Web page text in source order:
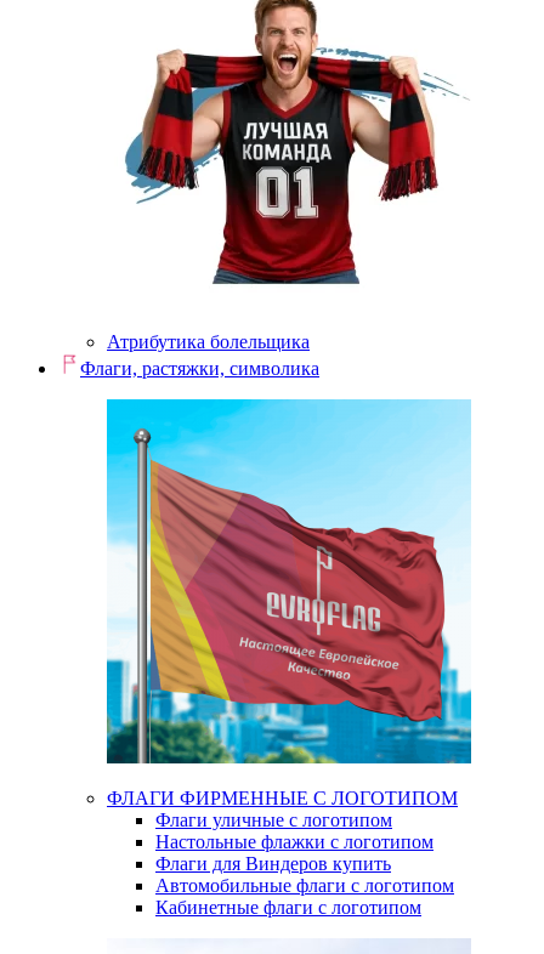
Атрибутика болельщика
Флаги, растяжки, символика
ФЛАГИ ФИРМЕННЫЕ С ЛОГОТИПОМ
Флаги уличные с логотипом
Настольные флажки с логотипом
Флаги для Виндеров купить
Автомобильные флаги с логотипом
Кабинетные флаги с логотипом